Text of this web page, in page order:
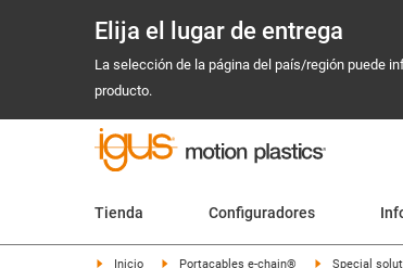
Elija el lugar de entrega
La selección de la página del país/región puede
producto.
Tienda Configuradores
Inicio Portacables e-chain® Special